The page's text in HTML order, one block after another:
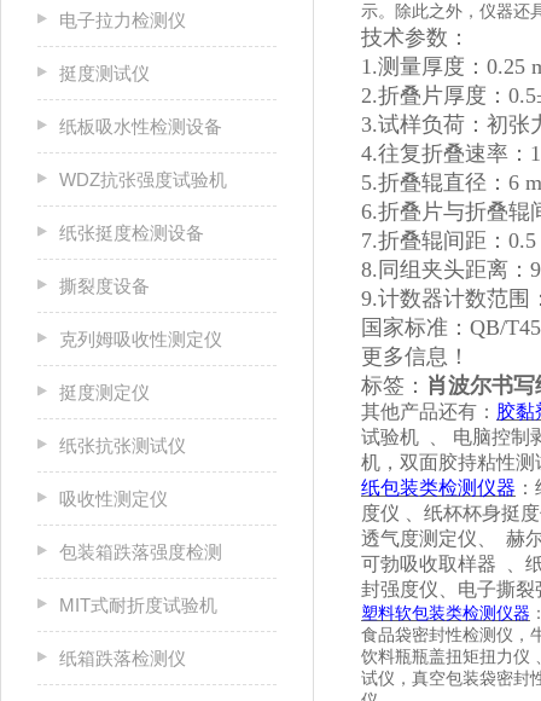
电子拉力检测仪
挺度测试仪
纸板吸水性检测设备
WDZ抗张强度试验机
纸张挺度检测设备
撕裂度设备
克列姆吸收性测定仪
挺度测定仪
纸张抗张测试仪
吸收性测定仪
包装箱跌落强度检测
MIT式耐折度试验机
纸箱跌落检测仪
示。除此之外，仪器还
技术参数：
1.测量厚度：0.25
2.折叠片厚度：
3.试样负荷：初张
4.往复折叠速率：
5.折叠辊直径：6
6.折叠片与折叠辊
7.折叠辊间距：0.5
8.同组夹头距离：
9.计数器计数范围
国家标准：QB/
更多信息！
标签： 肖波尔书
其他产品还有： 胶黏
试验机
电脑控制
机，双面胶持粘性
纸包装类检测仪器
度仪
、纸杯杯身挺
透气度测定仪、
赫
可勃吸收取样器
、
封强度仪、电子撕裂
塑料软包装类检测仪器
食品袋密封性检测仪，
饮料瓶瓶盖扭矩扭力仪
试仪，真空包装袋密封